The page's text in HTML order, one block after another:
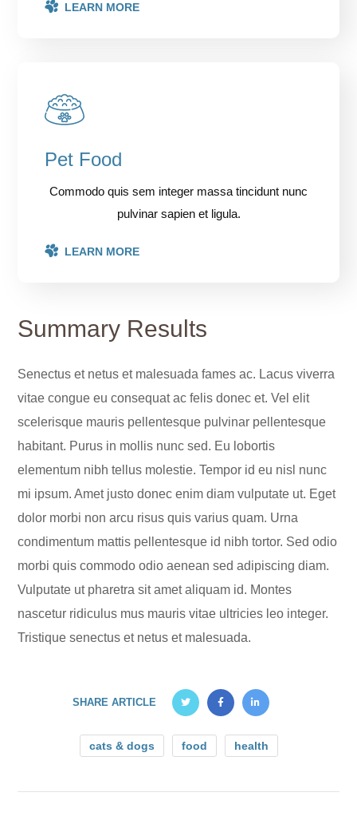
LEARN MORE
Pet Food
Commodo quis sem integer massa tincidunt nunc
pulvinar sapien et ligula.
LEARN MORE
Summary Results
Senectus et netus et malesuada fames ac. Lacus viverra
vitae congue eu consequat ac felis donec et. Vel elit
scelerisque mauris pellentesque pulvinar pellentesque
habitant. Purus in mollis nunc sed. Eu lobortis
elementum nibh tellus molestie. Tempor id eu nisl nunc
mi ipsum. Amet justo donec enim diam vulputate ut. Eget
dolor morbi non arcu risus quis varius quam. Urna
condimentum mattis pellentesque id nibh tortor. Sed odio
morbi quis commodo odio aenean sed adipiscing diam.
Vulputate ut pharetra sit amet aliquam id. Montes
nascetur ridiculus mus mauris vitae ultricies leo integer.
Tristique senectus et netus et malesuada.
SHARE ARTICLE
cats & dogs food health